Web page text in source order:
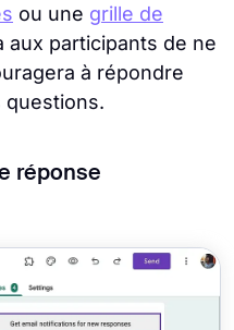
ou une grille de
aux participants de ne
à répondre
questions.
réponse